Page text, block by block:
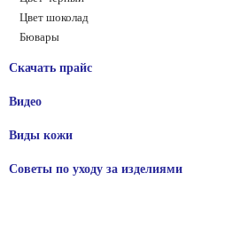
Цвет шоколад
Бювары
Скачать прайс
Видео
Виды кожи
Советы по уходу за изделиями